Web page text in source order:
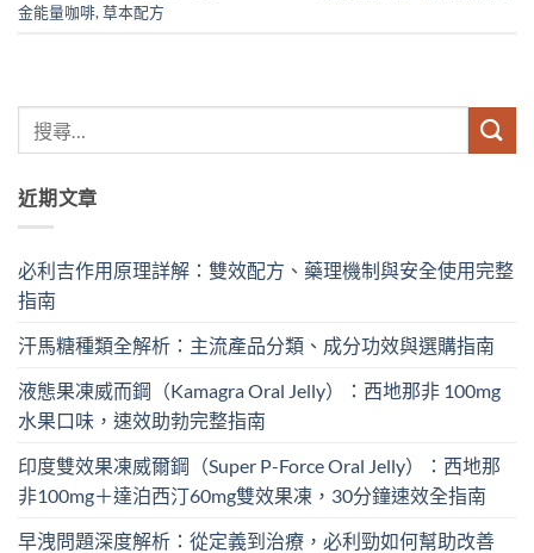
金能量咖啡, 草本配方
近期文章
必利吉作用原理詳解：雙效配方、藥理機制與安全使用完整
指南
汗馬糖種類全解析：主流產品分類、成分功效與選購指南
液態果凍威而鋼（Kamagra Oral Jelly）：西地那非 100mg​
水果口味，速效助勃完整指南
印度雙效果凍威爾鋼（Super P-Force Oral Jelly）：西地那
非100mg＋達泊西汀60mg雙效果凍，30分鐘速效全指南
早洩問題深度解析：從定義到治療，必利勁如何幫助改善